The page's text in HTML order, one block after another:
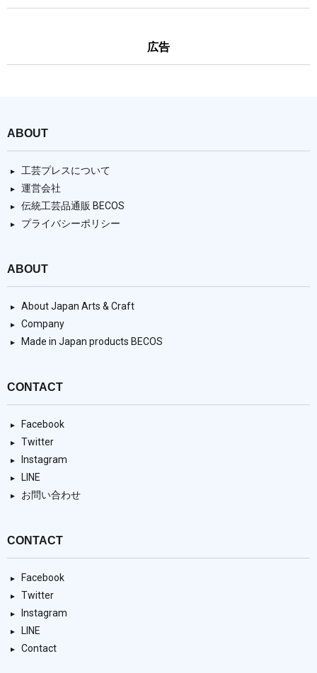
広告
ABOUT
工芸プレスについて
運営会社
伝統工芸品通販 BECOS
プライバシーポリシー
ABOUT
About Japan Arts & Craft
Company
Made in Japan products BECOS
CONTACT
Facebook
Twitter
Instagram
LINE
お問い合わせ
CONTACT
Facebook
Twitter
Instagram
LINE
Contact